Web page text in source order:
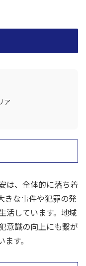
ア
は、全体的に落ち着
きな事件や犯罪の発
活しています。地域
意識の向上にも繋が
す。